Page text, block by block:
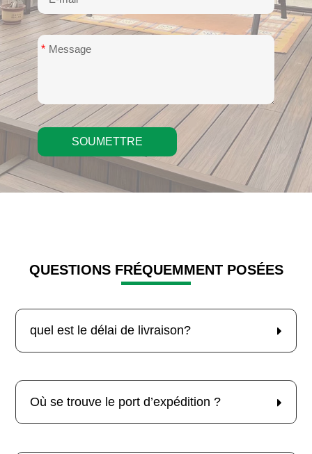
*
SOUMETTRE
QUESTIONS FRÉQUEMMENT POSÉES
quel est le délai de livraison?
Où se trouve le port d’expédition ?